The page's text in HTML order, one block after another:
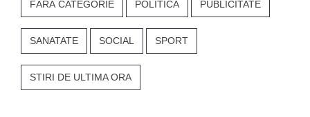
FĂRĂ CATEGORIE POLITICA PUBLICITATE
SANATATE SOCIAL SPORT
STIRI DE ULTIMA ORA